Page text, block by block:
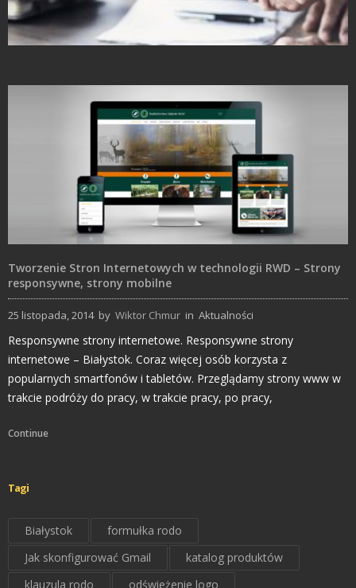
Tworzenie Stron Internetowych w technologii RWD – Strony
responsywne, strony mobilne
25 listopada, 2014 by Wiktor Chmur in Aktualności
Responsywne strony internetowe. Responsywne strony
internetowe – Białystok. Coraz więcej osób korzysta z
popularnych smartfonów i tabletów. Przeglądamy strony www w
trakcie podróży do pracy, w trakcie pracy, po pracy,
Continue
Tagi
Białystok
formułka rodo
Jak skonfigurować Gmail
katalog produktów
klauzula rodo
odświeżenie logo